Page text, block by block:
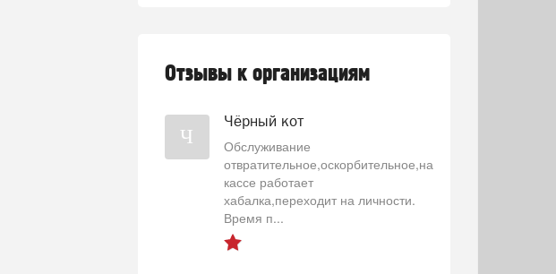
Отзывы к организациям
Ч
Чёрный кот
Обслуживание
отвратительное,оскорбительное,на
кассе работает
хабалка,переходит на личности.
Время п...